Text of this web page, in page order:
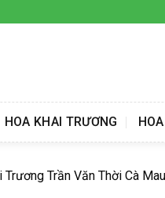
HOA KHAI TRƯƠNG
Trương Trần Văn Thời Cà Mau